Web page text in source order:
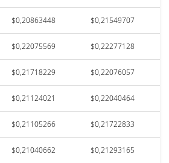
$0,20863448 $0,21549707
$0,22075569 $0,22277128
$0,21718229 $0,22076057
$0,21124021 $0,22040464
$0,21105266 $0,21722833
$0,21040662 $0,21293165